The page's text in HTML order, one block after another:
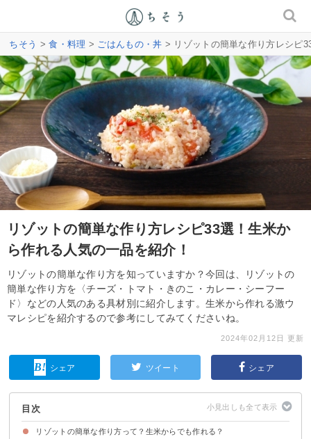
ちそう >食・料理 > ごはんもの・丼 > リゾットの簡単な作り方レシピ
リゾットの簡単な作り方レシピ33選！生米か
ら作れる人気の一品を紹介！
リゾットの簡単な作り方を知っていますか？今回は、リゾットの
簡単な作り方を〈チーズ・トマト・きのこ・カレー・シーフー
ド〉などの人気のある具材別に紹介します。生米から作れる激ウ
マレシピを紹介するので参考にしてみてくださいね。
2024年02月12日 更新
シェア ツイート シェア
目次
リゾットの簡単な作り方って？生米からでも作れる？